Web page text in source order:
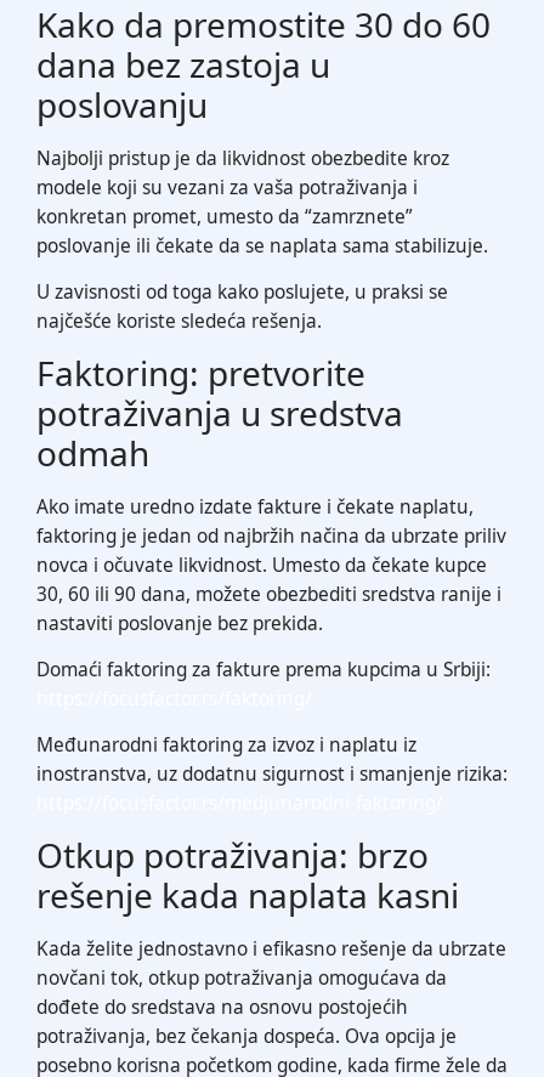
Kako da premostite 30 do 60
dana bez zastoja u
poslovanju
Najbolji pristup je da likvidnost obezbedite kroz
modele koji su vezani za vaša potraživanja i
konkretan promet, umesto da “zamrznete”
poslovanje ili čekate da se naplata sama stabilizuje.
U zavisnosti od toga kako poslujete, u praksi se
najčešće koriste sledeća rešenja.
Faktoring: pretvorite
potraživanja u sredstva
odmah
Ako imate uredno izdate fakture i čekate naplatu,
faktoring je jedan od najbržih načina da ubrzate priliv
novca i očuvate likvidnost. Umesto da čekate kupce
30, 60 ili 90 dana, možete obezbediti sredstva ranije i
nastaviti poslovanje bez prekida.
Domaći faktoring za fakture prema kupcima u Srbiji:
Međunarodni faktoring za izvoz i naplatu iz
inostranstva, uz dodatnu sigurnost i smanjenje rizika:
Otkup potraživanja: brzo
rešenje kada naplata kasni
Kada želite jednostavno i efikasno rešenje da ubrzate
novčani tok, otkup potraživanja omogućava da
dođete do sredstava na osnovu postojećih
potraživanja, bez čekanja dospeća. Ova opcija je
posebno korisna početkom godine, kada firme žele da